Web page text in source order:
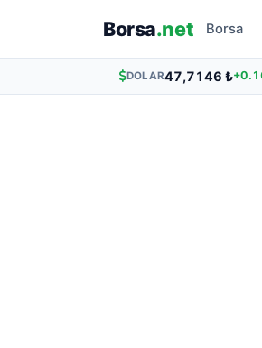
Borsa.net Borsa
DOLAR47,7146 ₺